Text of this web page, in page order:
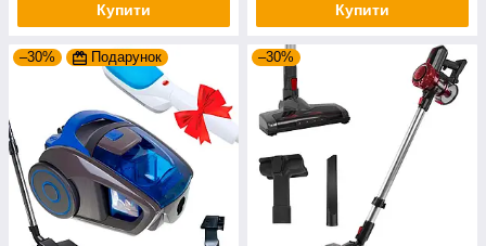
Купити Купити
–30% Подарунок –30%